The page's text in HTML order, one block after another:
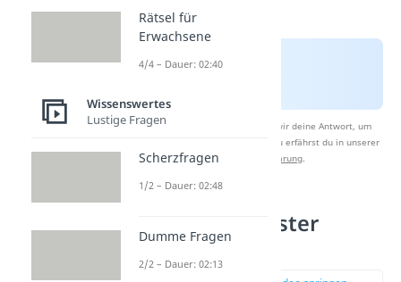
Nach Beantwortung speichern wir deine Antwort, um
Studyflix zu verbessern. Mehr dazu erfährst du in unserer
Datenschutzerklärung.
Platz 3: Schlauster
Physiker
Rätsel für
Erwachsene
4/4 – Dauer: 02:40
Wissenswertes
Lustige Fragen
Scherzfragen
1/2 – Dauer: 02:48
Dumme Fragen
2/2 – Dauer: 02:13